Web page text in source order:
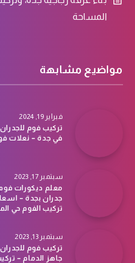
المساحة
مواضيع مشابهة
فبراير 19, 2024
في جدة – نعلات
سبتمبر 17, 2023
جدران بجدة –
تركيب الفوم حي
سبتمبر 13, 2023
جاهز الدمام –